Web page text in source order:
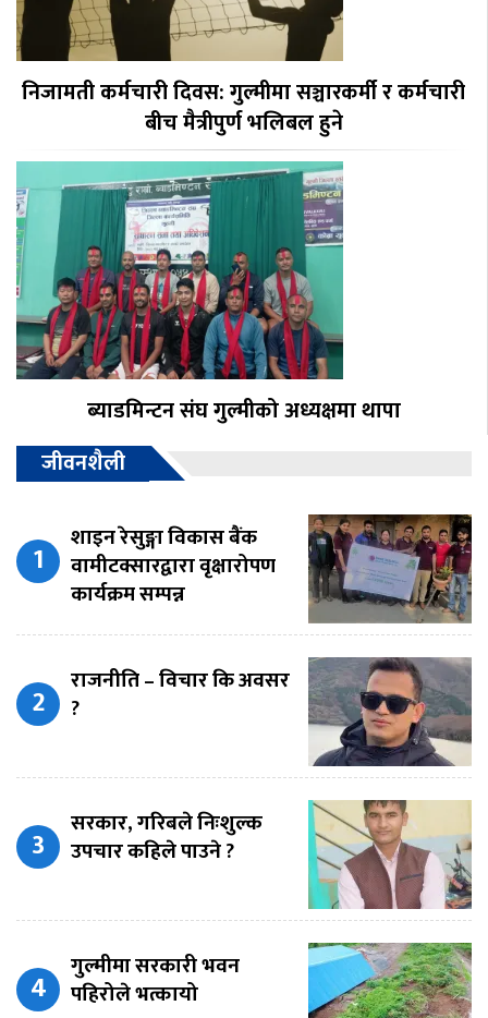
निजामती कर्मचारी दिवस: गुल्मीमा सञ्चारकर्मी र कर्मचारी
बीच मैत्रीपुर्ण भलिबल हुने
ब्याडमिन्टन संघ गुल्मीको अध्यक्षमा थापा
जीवनशैली
शाइन रेसुङ्गा विकास बैंक
वामीटक्सारद्वारा वृक्षारोपण
कार्यक्रम सम्पन्न
राजनीति – विचार कि अवसर
?
सरकार, गरिबले निःशुल्क
उपचार कहिले पाउने ?
गुल्मीमा सरकारी भवन
पहिरोले भत्कायो